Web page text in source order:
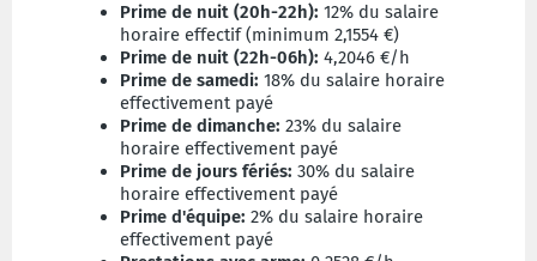
Prime de nuit (20h-22h): 12% du salaire
horaire effectif (minimum 2,1554 €)
Prime de nuit (22h-06h): 4,2046 €/h
Prime de samedi: 18% du salaire horaire
effectivement payé
Prime de dimanche: 23% du salaire
horaire effectivement payé
Prime de jours fériés: 30% du salaire
horaire effectivement payé
Prime d'équipe: 2% du salaire horaire
effectivement payé